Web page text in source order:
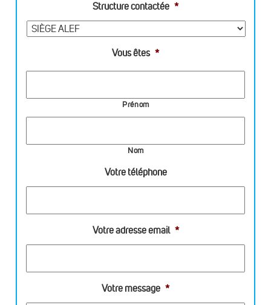
Structure contactée *
Vous êtes *
Prénom
Nom
Votre téléphone
Votre adresse email *
Votre message *